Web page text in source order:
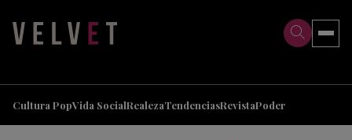
Cultura PopVida SocialRealezaTendenciasRevistaPoder